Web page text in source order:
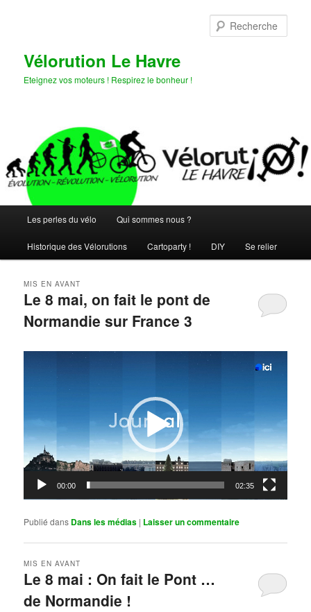
Vélorution Le Havre
Eteignez vos moteurs ! Respirez le bonheur !
principal
Les perles du vélo Qui sommes nous ?
Historique des Vélorutions Cartoparty ! DIY Se relier
Le 8 mai, on fait le pont de
Normandie sur France 3
MIS EN AVANT
00:00 02:35
Publié dans Dans les médias | Laisser un commentaire
Le 8 mai : On fait le Pont …
de Normandie !
MIS EN AVANT